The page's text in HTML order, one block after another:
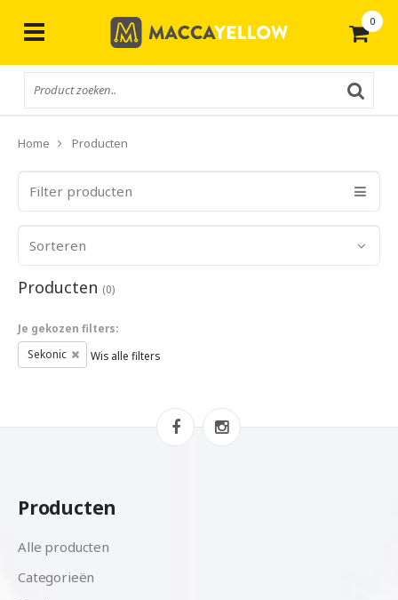
0
Home Producten
Filter producten
Sorteren
Producten (0)
Je gekozen filters:
Sekonic Wis alle filters
Producten
Alle producten
Categorieën